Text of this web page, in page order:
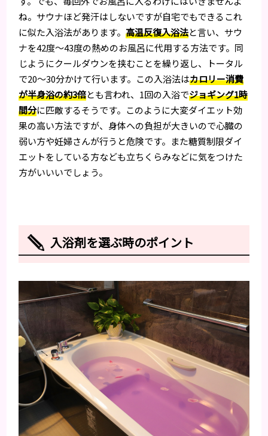
ね。サウナほど発汗はしないですが自宅でもできるこれ
に似た入浴法があります。高温反復入浴法と言い、サウ
ナを42度〜43度の熱めのお風呂に代用する方法です。同
じようにクールダウンを挟むことを繰り返し、トータル
で20〜30分かけて行います。この入浴法はカロリー消費
が半身浴の約3倍とも言われ、1回の入浴でジョギング1時
間分に匹敵するそうです。このように大変ダイエット効
果の高い方法ですが、身体への負担が大きいので心臓の
弱い方や妊婦さんが行うと危険です。また糖質制限ダイ
エットをしている方なども立ちくらみなどに気をつけた
方がいいいでしょう。
入浴剤を選ぶ時のポイント